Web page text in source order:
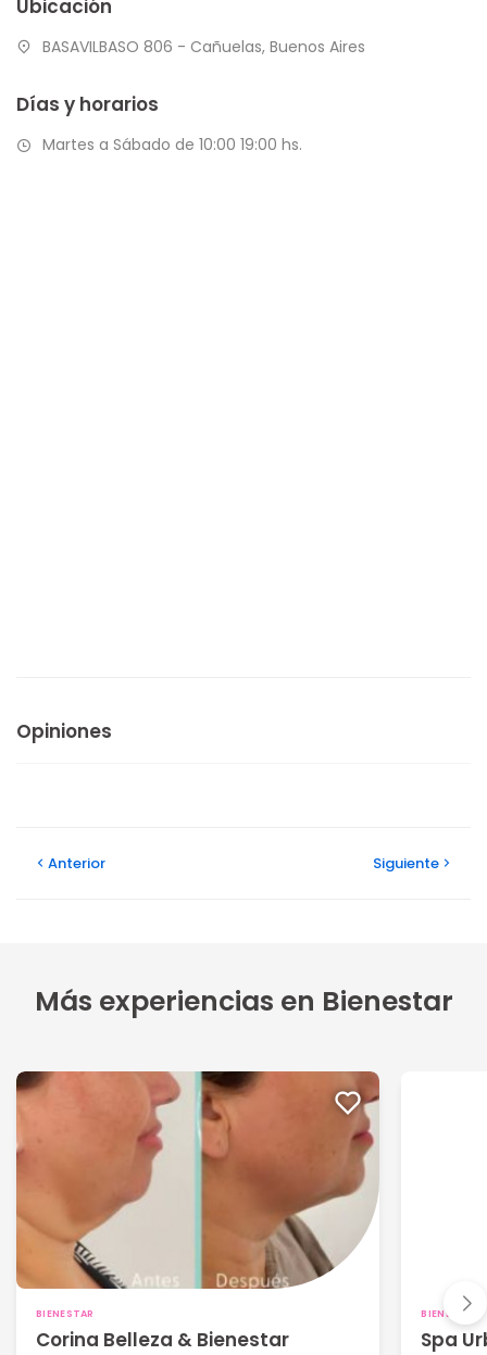
Ubicación
BASAVILBASO 806 - Cañuelas, Buenos Aires
Días y horarios
Martes a Sábado de 10:00 19:00 hs.
Opiniones
Anterior Siguiente
Más experiencias en Bienestar
BIENESTAR
Corina Belleza & Bienestar
BIENESTAR
Spa